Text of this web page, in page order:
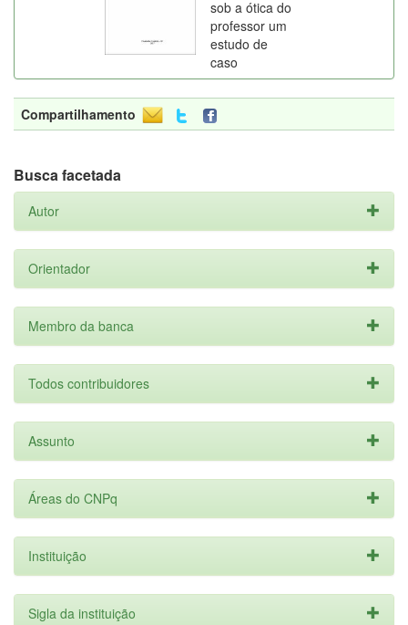
sob a ótica do
professor um
estudo de
caso
Compartilhamento
Busca facetada
Autor
Orientador
Membro da banca
Todos contribuidores
Assunto
Áreas do CNPq
Instituição
Sigla da instituição